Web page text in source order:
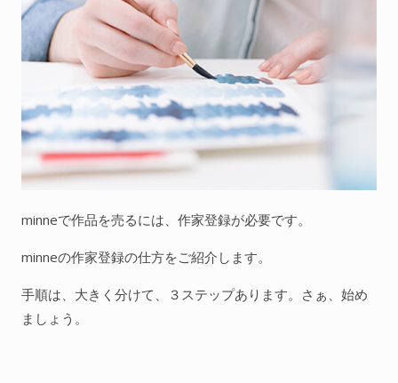
minneで作品を売るには、作家登録が必要です。
minneの作家登録の仕方をご紹介します。
手順は、大きく分けて、３ステップあります。さぁ、始め
ましょう。